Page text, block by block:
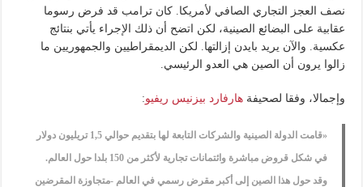
نصف العجز التجاري الصافي لأمريكا. كان ترامب قد فرض رسوما
عقابية على البضائع الصينية، لكن اتضح أن ذلك الإجراء يأتي بنتائج
عكسية. والآن يريد بايدن إزالتها. لكن الديمقراطيين والجمهوريين ما
زالوا يرون أن الصين هي العدو الرئيسي.
وإجمالا، وفقا لصحيفةهارفارد بيزنيس ريفيو:
«قامت الدولة الصينية والشركات التابعة لها بتقديم حوالي 1,5 تريليون دولار
في شكل قروض مباشرة وائتمانات تجارية لأكثر من 150 بلدا حول العالم.
وقد حول هذا الصين إلى أكبر مقرض رسمي في العالم -متجاوزة المقرضين